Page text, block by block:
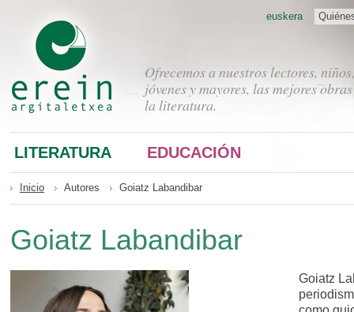
Ofrecemos a nuestros lectores, niños,
jóvenes y mayores, las mejores
la literatura.
euskera
LITERATURA EDUCACIÓN
Inicio Autores Goiatz Labandibar
Goiatz Labandibar
Goiatz